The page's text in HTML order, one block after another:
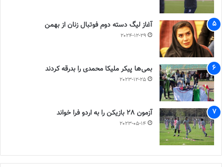
آغاز لیگ دسته دوم فوتبال زنان از بهمن
2024-12-29
بمی‌ها پیکر ملیکا محمدی را بدرقه کردند
2023-12-25
آزمون 28 بازیکن را به اردو فرا خواند
2023-05-14